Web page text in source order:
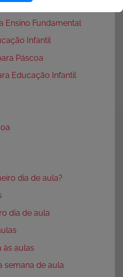
Ensino Fundamental
Infantil
Páscoa
Educação Infantil
dia de aula?
dia de aula
às aulas
semana de aula